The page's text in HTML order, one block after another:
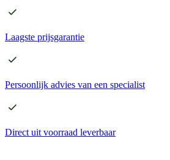
Laagste prijsgarantie
Persoonlijk advies van een specialist
Direct uit voorraad leverbaar